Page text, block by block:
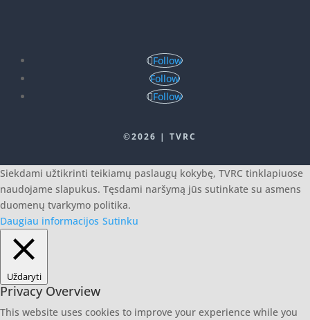
Follow
Follow
Follow
©2026 | TVRC
Siekdami užtikrinti teikiamų paslaugų kokybę, TVRC tinklapiuose
naudojame slapukus. Tęsdami naršymą jūs sutinkate su asmens
duomenų tvarkymo politika.
Daugiau informacijos Sutinku
Uždaryti
Privacy Overview
This website uses cookies to improve your experience while you